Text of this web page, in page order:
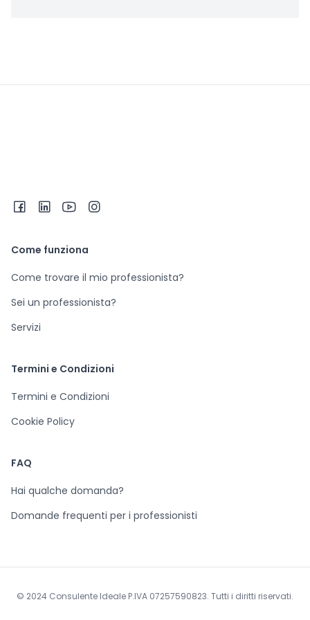
Come funziona
Come trovare il mio professionista?
Sei un professionista?
Servizi
Termini e Condizioni
Termini e Condizioni
Cookie Policy
FAQ
Hai qualche domanda?
Domande frequenti per i professionisti
© 2024 Consulente Ideale P.IVA 07257590823. Tutti i diritti riservati.